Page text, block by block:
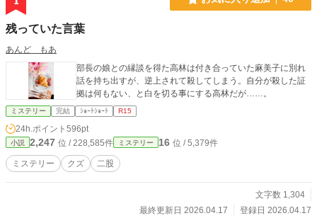
残っていた言葉
あんど もあ
部長の娘との縁談を得た高林は付き合っていた麻美子に別れ
話を持ち出すが、逆上されて殺してしまう。自分が殺した証
拠は何もない、と白を切る事にする高林だが……。
ミステリー 完結 ｼｮｰﾄｼｮｰﾄ R15
24h.ポイント 596pt
小説 2,247 位 / 228,585件 ミステリー 16 位 / 5,379件
ミステリー クズ 二股
文字数 1,304
最終更新日 2026.04.17
登録日 2026.04.17